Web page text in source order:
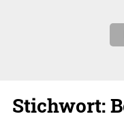
Stichwort: